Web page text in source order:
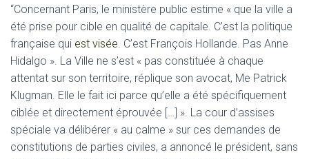
“Concernant Paris, le ministère public estime « que la ville a
été prise pour cible en qualité de capitale. C’est la politique
française qui est visée. C’est François Hollande. Pas Anne
Hidalgo ». La Ville ne s’est « pas constituée à chaque
attentat sur son territoire, réplique son avocat, Me Patrick
Klugman. Elle le fait ici parce qu’elle a été spécifiquement
ciblée et directement éprouvée […] ». La cour d’assises
spéciale va délibérer « au calme » sur ces demandes de
constitutions de parties civiles, a annoncé le président, sans